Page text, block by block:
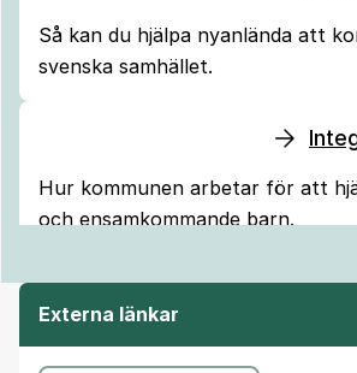
Så kan du hjälpa nyanlända att
svenska samhället.
Hur kommunen arbetar för att
och ensamkommande barn.
Externa länkar